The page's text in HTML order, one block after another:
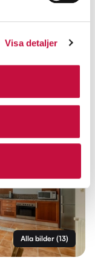
Visa detaljer
Alla bilder (13)